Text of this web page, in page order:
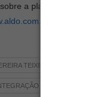
a plataforma
portais/
TEIXEIRA
DE ESTOQUE